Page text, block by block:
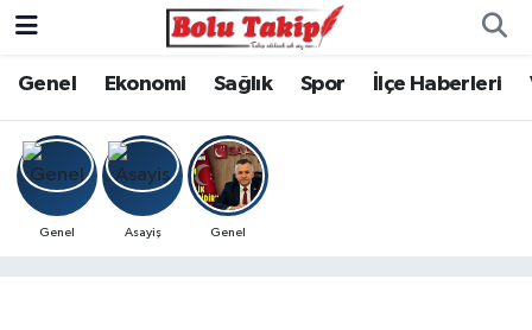
Genel Ekonomi Sağlık Spor İlçe Haberleri
Genel Asayiş Genel